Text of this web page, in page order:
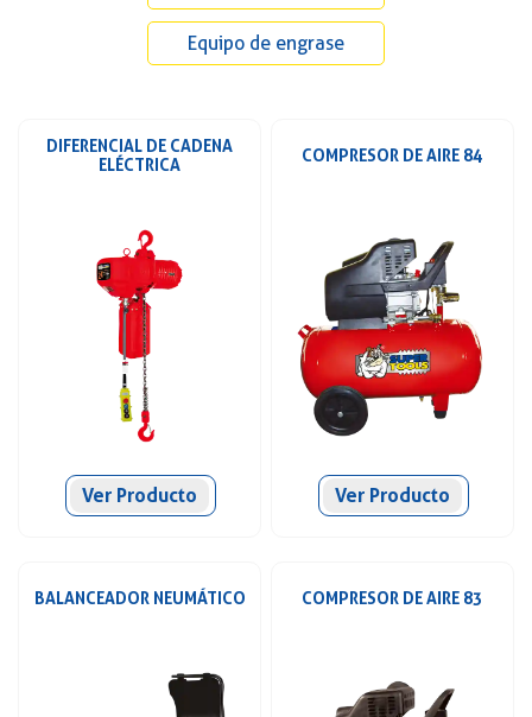
Equipo de engrase
DIFERENCIAL DE CADENA
ELÉCTRICA
Ver Producto
COMPRESOR DE AIRE 84
Ver Producto
BALANCEADOR NEUMÁTICO COMPRESOR DE AIRE 83